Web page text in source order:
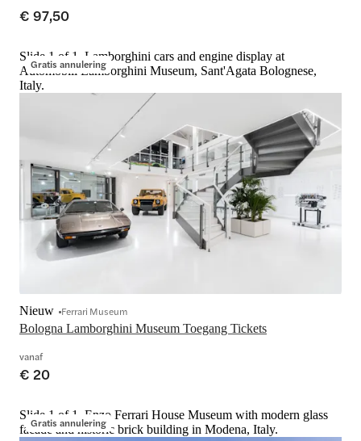
€ 97,50
Gratis annulering
Slide 1 of 1, Lamborghini cars and engine display at
Automobili Lamborghini Museum, Sant'Agata Bolognese,
Italy.
Bologna Lamborghini Museum Toegang Tickets
Nieuw Ferrari Museum
vanaf
€ 20
Gratis annulering
Slide 1 of 1, Enzo Ferrari House Museum with modern glass
facade and historic brick building in Modena, Italy.